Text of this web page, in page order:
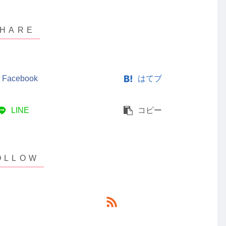
Facebook はてブ
LINE コピー